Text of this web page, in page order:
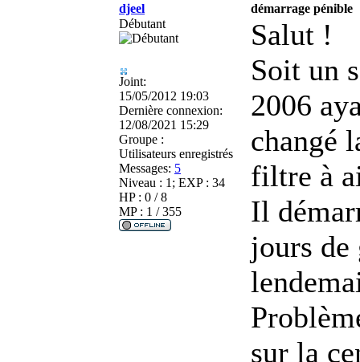
djeel
démarrage pénible
Débutant
Joint:
15/05/2012 19:03
Dernière connexion:
12/08/2021 15:29
Groupe :
Utilisateurs enregistrés
Messages: 5
Niveau : 1; EXP : 34
HP : 0 / 8
MP : 1 / 355
Salut !
Soit un
2006
changé
filtre à
Il
jours de
sur la